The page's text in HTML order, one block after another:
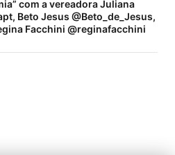
com a vereadora Juliana
Beto Jesus @Beto_de_Jesus,
Facchini @reginafacchini